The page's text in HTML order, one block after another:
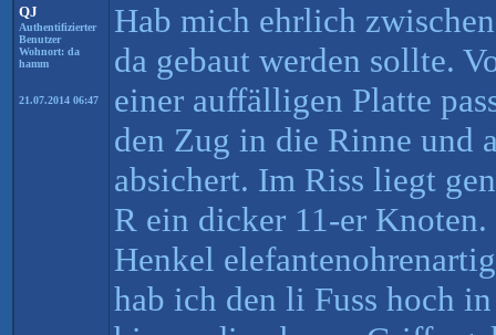
QJ
Authentifizierter
Benutzer
Wohnort: da
hamm
21.07.2014 06:47
Hab mich ehrlich
da gebaut werden sollte.
einer auffälligen Platte
den Zug in die Rinne und
absichert. Im Riss liegt
R ein dicker 11-er
Henkel
hab ich den li Fuss hoch